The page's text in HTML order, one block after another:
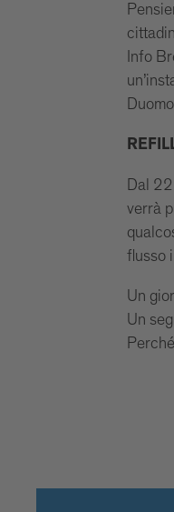
Info
Dal
verrà
flusso
Un
Un